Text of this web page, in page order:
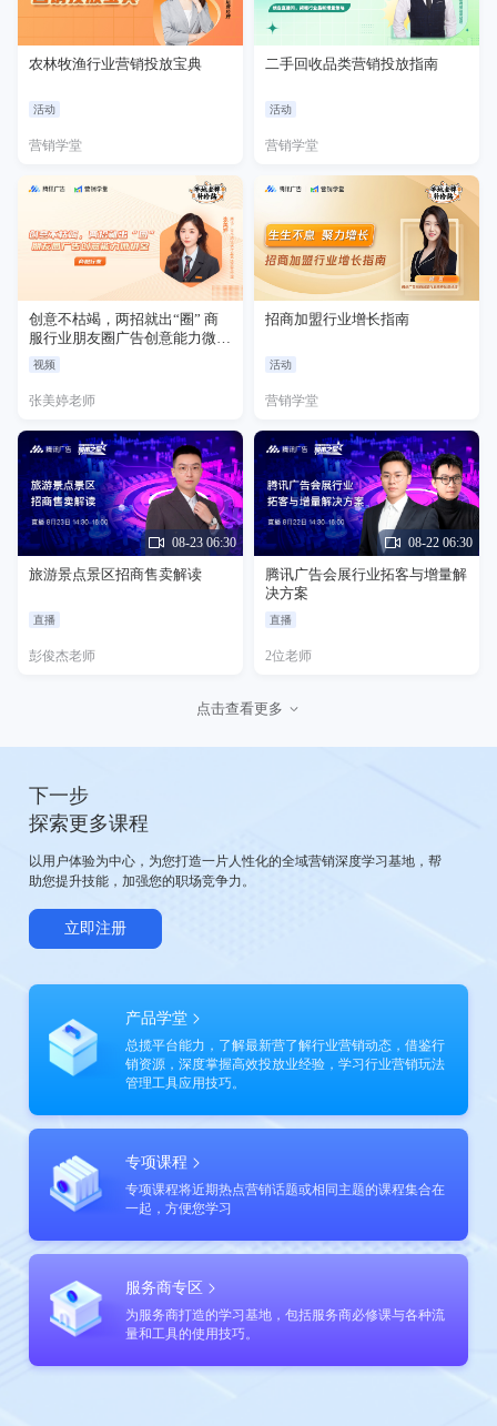
农林牧渔行业营销投放宝典
活动
营销学堂
二手回收品类营销投放指南
活动
营销学堂
创意不枯竭，两招就出“圈” 商
服行业朋友圈广告创意能力微讲
堂
视频
张美婷老师
招商加盟行业增长指南
活动
营销学堂
08-23 06:30
旅游景点景区招商售卖解读
直播
彭俊杰老师
08-22 06:30
腾讯广告会展行业拓客与增量解
决方案
直播
2位老师
点击查看更多
下一步
探索更多课程
以用户体验为中心，为您打造一片人性化的全域营销深度学习基地，帮
助您提升技能，加强您的职场竞争力。
立即注册
产品学堂
总揽平台能力，了解最新营了解行业营销动态，借鉴行
销资源，深度掌握高效投放业经验，学习行业营销玩法
管理工具应用技巧。
专项课程
专项课程将近期热点营销话题或相同主题的课程集合在
一起，方便您学习
服务商专区
为服务商打造的学习基地，包括服务商必修课与各种流
量和工具的使用技巧。